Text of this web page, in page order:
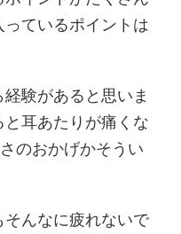
ているポイントは
験があると思いま
耳あたりが痛くな
のおかげかそうい
そんなに疲れないで